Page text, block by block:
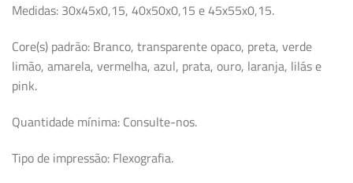
Medidas: 30x45x0,15, 40x50x0,15 e 45x55x0,15.
Core(s) padrão: Branco, transparente opaco, preta, verde
limão, amarela, vermelha, azul, prata, ouro, laranja, lilás e
pink.
Quantidade mínima: Consulte-nos.
Tipo de impressão: Flexografia.